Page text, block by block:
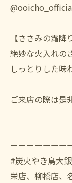
【ささみの霜降
絶妙な火入れの
しっとりした味
ご来店の際は是
ーーーーーーー
#炭火やき鳥大
栄店、柳橋店、